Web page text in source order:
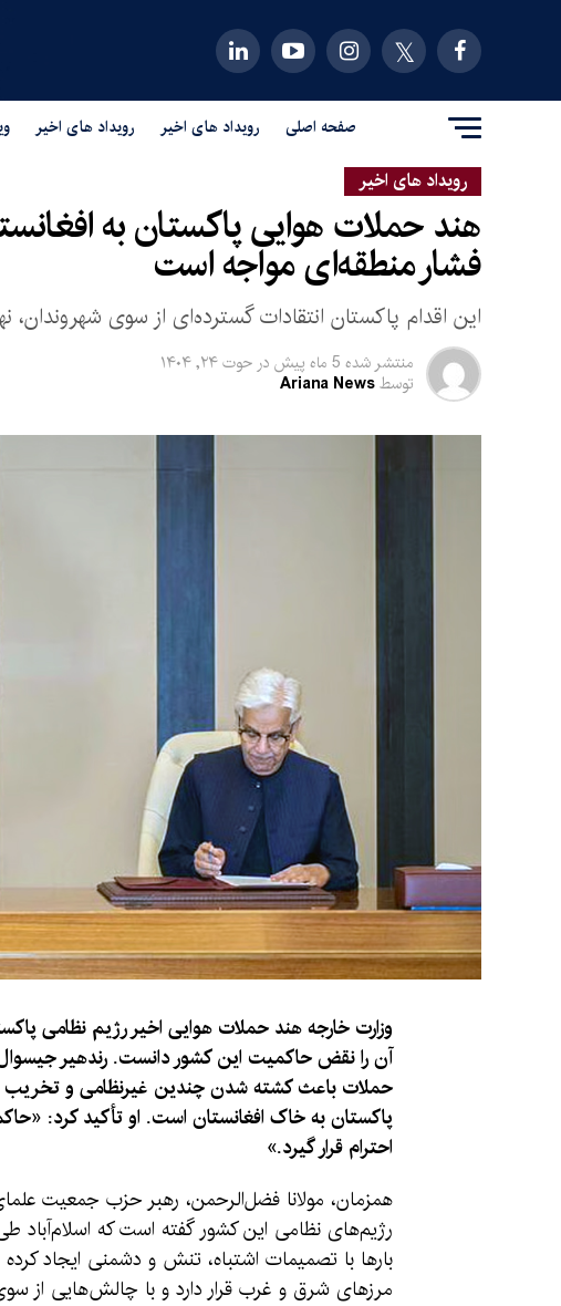
صفحه اصلی رویداد های اخیر رویداد های اخیر
رویداد های اخیر
هند حملات هوایی پاکستان به
فشار منطقه‌ای مواجه است
این اقدام پاکستان انتقادات گسترده‌ای از سوی
منتشر شده 5 ماه پیش در حوت ۲۴, ۱۴۰۴
توسطAriana News
وزارت خارجه هند حملات هوایی اخیر رژیم نظامی
آن را نقض حاکمیت این کشور دانست. رندهیر
حملات باعث کشته شدن چندین غیرنظامی و تخریب
پاکستان به خاک افغانستان است. او تأکید کرد:
احترام قرار گیرد.»
همزمان، مولانا فضل‌الرحمن، رهبر حزب جمعیت
رژیم‌های نظامی این کشور گفته است که اسلام‌آباد طی
بارها با تصمیمات اشتباه، تنش و دشمنی ایجاد
مرزهای شرق و غرب قرار دارد و با چالش‌هایی از